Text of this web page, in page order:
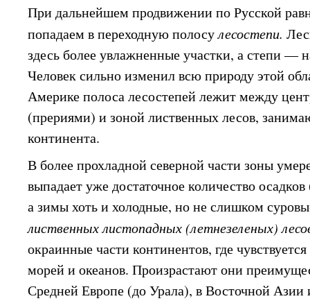
При дальнейшем продвижении по Русской
попадаем в переходную полосулесостепи.
здесь более увлажненные участки, а степи —
Человек сильно изменил всю природу этой
Америке полоса лесостепей лежит между
(прериями) и зоной лиственных лесов,
континента.
В более прохладной северной части зоны
выпадает уже достаточное количество
а зимы хоть и холодные, но не слишком
лиственных листопадных (летнезеленых)
окраинные части континентов, где
морей и океанов. Произрастают они
Средней Европе (до Урала), в Восточной Азии